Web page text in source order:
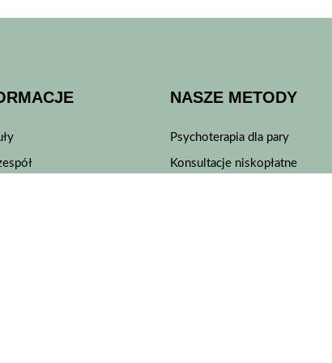
NASZE METODY
Psychoterapia dla pary
Konsultacje niskopłatne